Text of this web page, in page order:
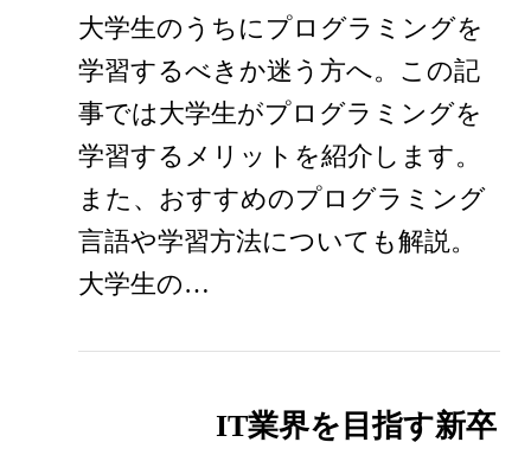
大学生のうちにプログラミングを
学習するべきか迷う方へ。この記
事では大学生がプログラミングを
学習するメリットを紹介します。
また、おすすめのプログラミング
言語や学習方法についても解説。
大学生の…
IT業界を目指す新卒